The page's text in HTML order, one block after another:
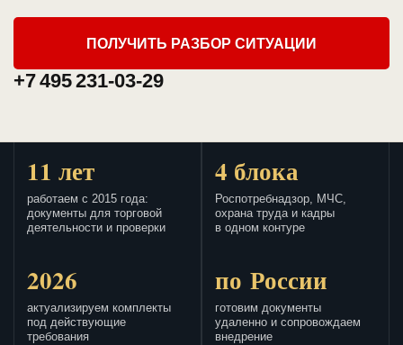
ПОЛУЧИТЬ РАЗБОР СИТУАЦИИ
+7 495 231-03-29
11 лет
работаем с 2015 года:
документы для торговой
деятельности и проверки
4 блока
Роспотребнадзор, МЧС,
охрана труда и кадры
в одном контуре
2026
актуализируем комплекты
под действующие
требования
по России
готовим документы
удаленно и сопровождаем
внедрение